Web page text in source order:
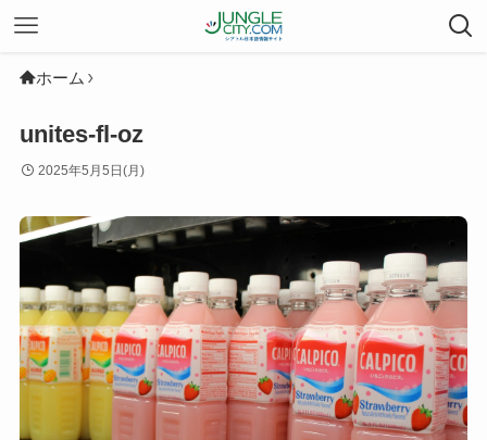
ホーム
unites-fl-oz
2025年5月5日(月)